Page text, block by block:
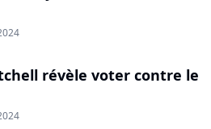
révèle voter contre le